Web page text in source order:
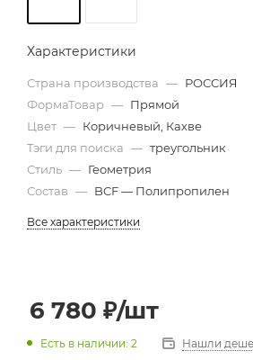
Характеристики
Страна производства — РОССИЯ
ФормаТовар — Прямой
Цвет — Коричневый, Кахве
Тэги для поиска — треугольник
Стиль — Геометрия
Состав — BCF — Полипропилен
Все характеристики
6 780 ₽/шт
Есть в наличии: 2 Нашли